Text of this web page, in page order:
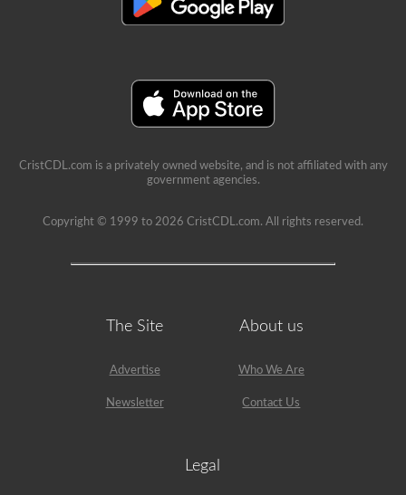
CristCDL.com is a privately owned website, and is not affiliated with any
government agencies.
Copyright © 1999 to 2026 CristCDL.com. All rights reserved.
The Site
Advertise
Newsletter
About us
Who We Are
Contact Us
Legal